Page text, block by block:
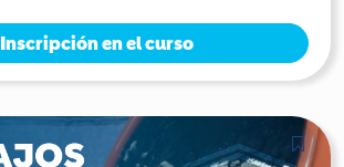
Inscripción en el curso